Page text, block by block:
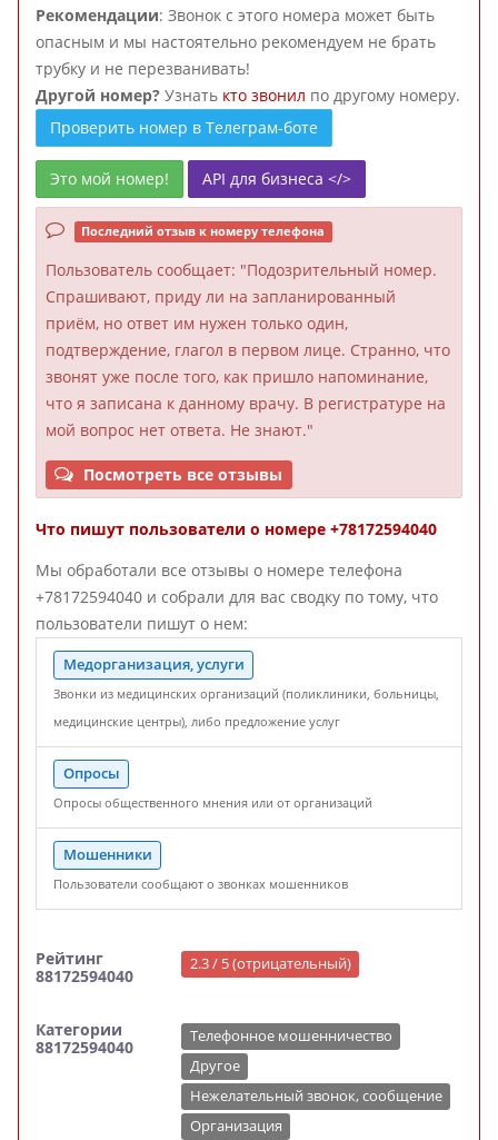
Рекомендации: Звонок с этого номера может быть
опасным и мы настоятельно рекомендуем не брать
трубку и не перезванивать!
Другой номер? Узнать кто звонил по другому номеру.
Проверить номер в Телеграм-боте
Это мой номер! API для бизнеса </>
Последний отзыв к номеру телефона
Пользователь сообщает: "Подозрительный номер.
Спрашивают, приду ли на запланированный
приём, но ответ им нужен только один,
подтверждение, глагол в первом лице. Странно, что
звонят уже после того, как пришло напоминание,
что я записана к данному врачу. В регистратуре на
мой вопрос нет ответа. Не знают."
Посмотреть все отзывы
Что пишут пользователи о номере +78172594040
Мы обработали все отзывы о номере телефона
+78172594040 и собрали для вас сводку по тому, что
пользователи пишут о нем:
Медорганизация, услуги
Звонки из медицинских организаций (поликлиники, больницы,
медицинские центры), либо предложение услуг
Опросы
Опросы общественного мнения или от организаций
Мошенники
Пользователи сообщают о звонках мошенников
Рейтинг
88172594040
2.3 / 5 (отрицательный)
Категории
88172594040
Телефонное мошенничество
Другое
Нежелательный звонок, сообщение
Организация